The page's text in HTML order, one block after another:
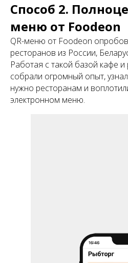
Способ 2.
меню от Foodeon
QR-меню от Foodeon
ресторанов из России,
Работая с такой базой кафе
собрали огромный опыт,
нужно ресторанам и
электронном меню.